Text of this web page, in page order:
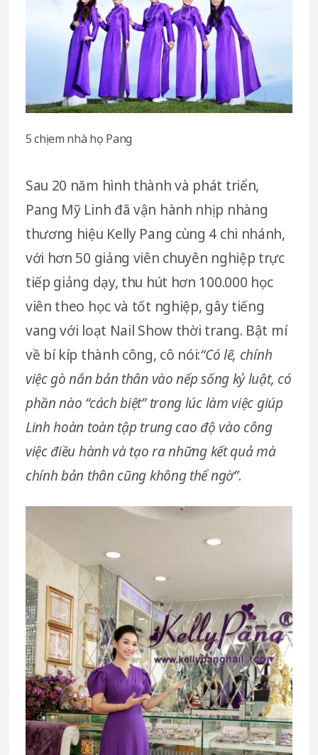
5 chị em nhà họ Pang
Sau 20 năm hình thành và phát triển,
Pang Mỹ Linh đã vận hành nhịp nhàng
thương hiệu Kelly Pang cùng 4 chi nhánh,
với hơn 50 giảng viên chuyên nghiệp trực
tiếp giảng dạy, thu hút hơn 100.000 học
viên theo học và tốt nghiệp, gây tiếng
vang với loạt Nail Show thời trang. Bật mí
về bí kíp thành công, cô nói:“Có lẽ, chính
việc gò nắn bản thân vào nếp sống kỷ luật, có
phần nào “cách biệt” trong lúc làm việc giúp
Linh hoàn toàn tập trung cao độ vào công
việc điều hành và tạo ra những kết quả mà
chính bản thân cũng không thể ngờ”.